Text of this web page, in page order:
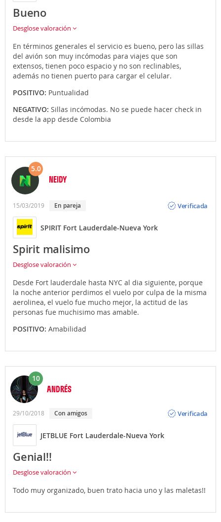
Bueno
Desglose valoración
En términos generales el servicio es bueno, pero las sillas
del avión son muy incómodas para viajes que son
extensos, tienen poco espacio y no son reclinables,
además no tienen puerto para cargar el celular.
POSITIVO: Puntualidad
NEGATIVO: Sillas incómodas. No se puede hacer check in
desde la app desde Colombia
5.0
NEIDY
15/03/2019 En pareja
Verificada
SPIRIT Fort Lauderdale-Nueva York
Spirit malisimo
Desglose valoración
Desde Fort lauderdale hasta NYC al dia siguiente, porque
la noche anterior perdimos el vuelo por culpa de la misma
aerolinea, el vuelo fue mucho mejor, la actitud de las
personas fue muchisimo mas amable.
POSITIVO: Amabilidad
10
ANDRÉS
29/10/2018 Con amigos
Verificada
JETBLUE Fort Lauderdale-Nueva York
Genial!!
Desglose valoración
Todo muy organizado, buen trato hacia uno y las maletas!!